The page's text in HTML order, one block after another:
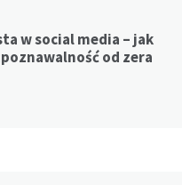
w social media – jak
od zera